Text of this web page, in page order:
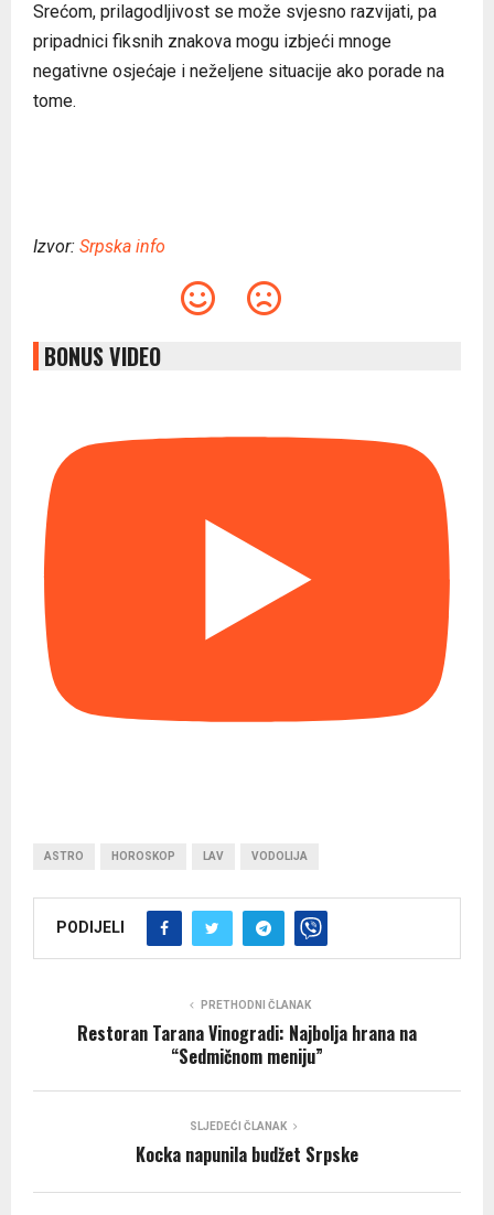
Srećom, prilagodljivost se može svjesno razvijati, pa
pripadnici fiksnih znakova mogu izbjeći mnoge
negativne osjećaje i neželjene situacije ako porade na
tome.
Izvor: Srpska info
BONUS VIDEO
ASTRO HOROSKOP LAV VODOLIJA
PODIJELI
PRETHODNI ČLANAK
Restoran Tarana Vinogradi: Najbolja hrana na
“Sedmičnom meniju”
SLJEDEĆI ČLANAK
Kocka napunila budžet Srpske